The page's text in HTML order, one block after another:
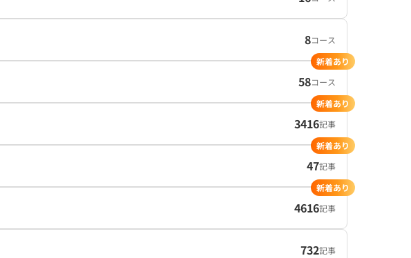
8コース
58コース
新着あり
3416記事
新着あり
47記事
新着あり
4616記事
新着あり
732記事